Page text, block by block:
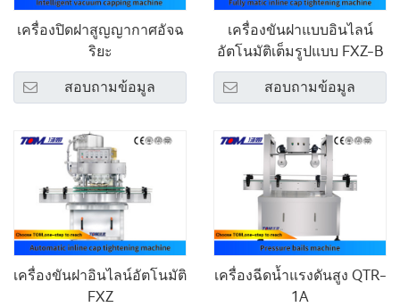
เครื่องปิดฝาสูญญากาศอัจฉ
ริยะ
สอบถามข้อมูล
เครื่องขันฝาแบบอินไลน์
อัตโนมัติเต็มรูปแบบ FXZ-B
สอบถามข้อมูล
เครื่องขันฝาอินไลน์อัตโนมัติ
FXZ
เครื่องฉีดน้ำแรงดันสูง QTR-
1A